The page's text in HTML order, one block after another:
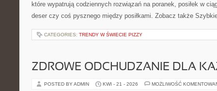
które wypatrują codziennych rozwiązań na poranek, posiłek w
deser czy coś pysznego między posiłkami. Zobacz także
CATEGORIES: TRENDY W ŚWIECIE PIZZY
ZDROWE ODCHUDZANIE DLA
POSTED BY ADMIN KWI - 21 - 2026 MOŻLIWOŚĆ